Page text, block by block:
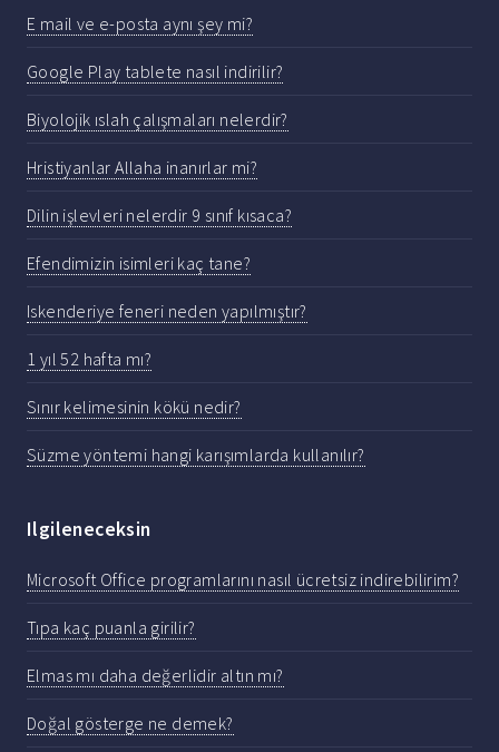
E mail ve e-posta aynı şey mi?
Google Play tablete nasıl indirilir?
Biyolojik ıslah çalışmaları nelerdir?
Hristiyanlar Allaha inanırlar mi?
Dilin işlevleri nelerdir 9 sınıf kısaca?
Efendimizin isimleri kaç tane?
Iskenderiye feneri neden yapılmıştır?
1 yıl 52 hafta mı?
Sınır kelimesinin kökü nedir?
Süzme yöntemi hangi karışımlarda kullanılır?
Ilgileneceksin
Microsoft Office programlarını nasıl ücretsiz indirebilirim?
Tıpa kaç puanla girilir?
Elmas mı daha değerlidir altın mı?
Doğal gösterge ne demek?